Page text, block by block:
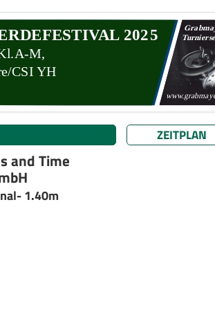
ZEITPLAN
and Time
1.40m